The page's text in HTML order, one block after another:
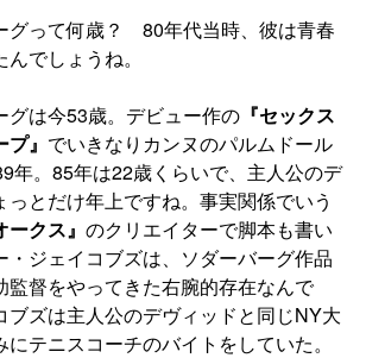
グって何歳？ 80年代当時、彼は青春
でしょうね。
は今53歳。デビュー作の 『セックス
』 でいきなりカンヌのパルムドール
年。85年は22歳くらいで、主人公のデ
っとだけ年上ですね。事実関係でいう
ークス』 のクリエイターで脚本も書い
・ジェイコブズは、ソダーバーグ作品
監督をやってきた右腕的存在なんで
ブズは主人公のデヴィッドと同じNY大
テニスコーチのバイトをしていた。